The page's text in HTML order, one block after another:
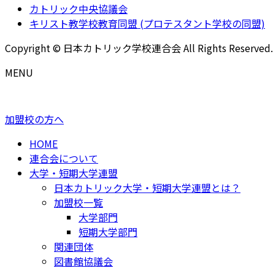
カトリック中央協議会
キリスト教学校教育同盟 (プロテスタント学校の同盟)
Copyright © 日本カトリック学校連合会 All Rights Reserved.
MENU
加盟校の方へ
HOME
連合会について
大学・短期大学連盟
日本カトリック大学・短期大学連盟とは？
加盟校一覧
大学部門
短期大学部門
関連団体
図書館協議会